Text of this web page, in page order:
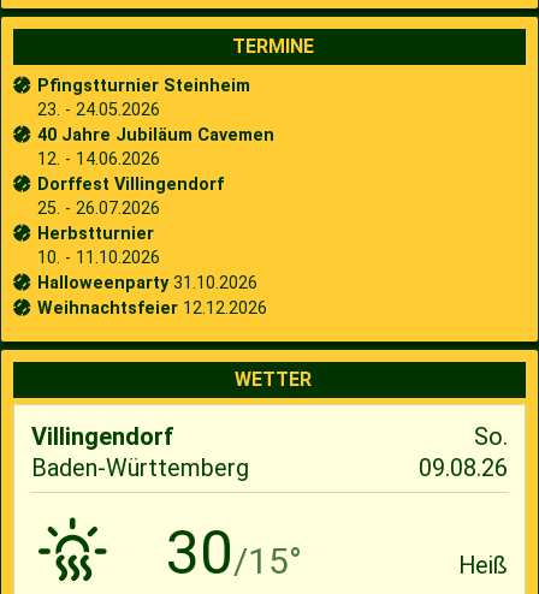
TERMINE
Pfingstturnier Steinheim
23. - 24.05.2026
40 Jahre Jubiläum Cavemen
12. - 14.06.2026
Dorffest Villingendorf
25. - 26.07.2026
Herbstturnier
10. - 11.10.2026
Halloweenparty31.10.2026
Weihnachtsfeier 12.12.2026
WETTER